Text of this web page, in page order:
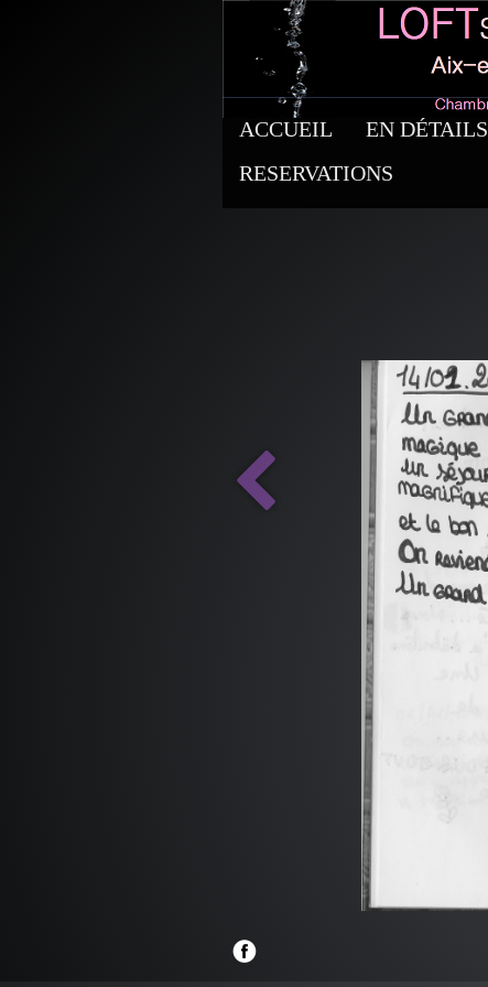
ACCUEIL EN DÉTAILS
RESERVATIONS